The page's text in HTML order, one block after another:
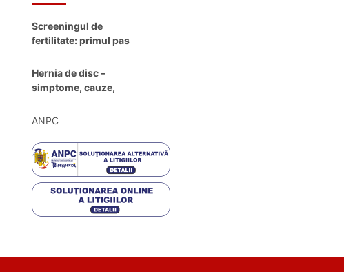
Screeningul de
fertilitate: primul pas
Hernia de disc –
simptome, cauze,
moderne de
ANPC